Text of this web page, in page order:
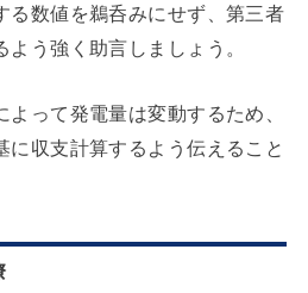
る数値を鵜呑みにせず、第三者
う強く助言しましょう。
よって発電量は変動するため、
に収支計算するよう伝えること